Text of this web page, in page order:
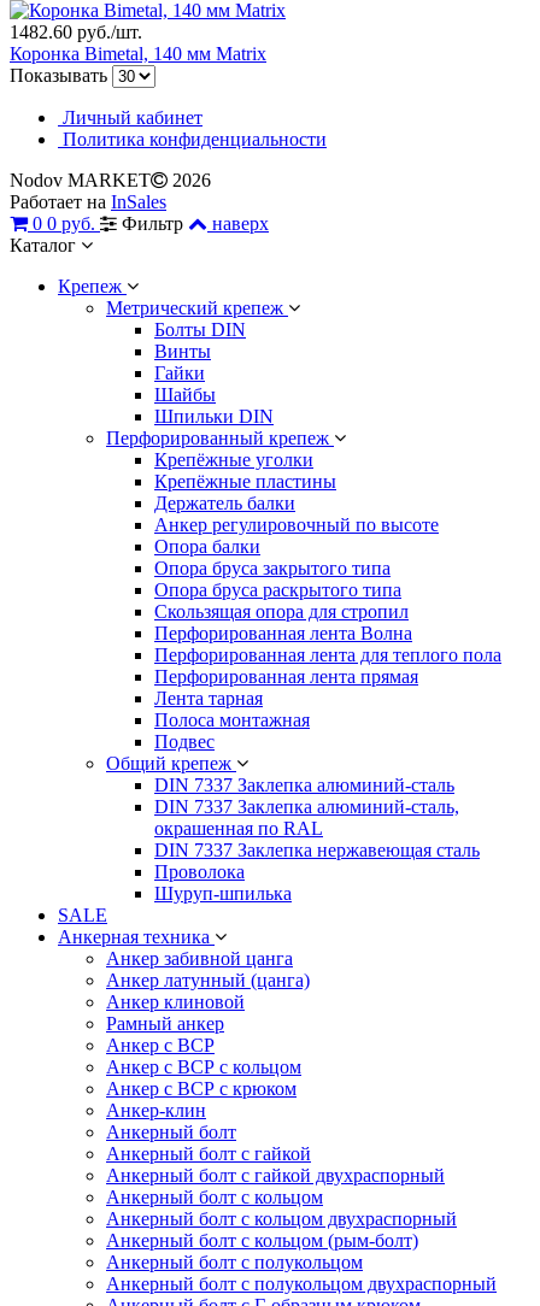
1482.60 руб./шт.
Коронка Bimetal, 140 мм Matrix
Показывать
Личный кабинет
Политика конфиденциальности
Nodov MARKET
2026
Работает на InSales
0 0 руб. Фильтр
наверх
Каталог
Крепеж
Метрический крепеж
Болты DIN
Винты
Гайки
Шайбы
Шпильки DIN
Перфорированный крепеж
Крепёжные уголки
Крепёжные пластины
Держатель балки
Анкер регулировочный по высоте
Опора балки
Опора бруса закрытого типа
Опора бруса раскрытого типа
Скользящая опора для стропил
Перфорированная лента Волна
Перфорированная лента для теплого пола
Перфорированная лента прямая
Лента тарная
Полоса монтажная
Подвес
Общий крепеж
DIN 7337 Заклепка алюминий-сталь
DIN 7337 Заклепка алюминий-сталь,
окрашенная по RAL
DIN 7337 Заклепка нержавеющая сталь
Проволока
Шуруп-шпилька
SALE
Анкерная техника
Анкер забивной цанга
Анкер латунный (цанга)
Анкер клиновой
Рамный анкер
Анкер с ВСР
Анкер с ВСР с кольцом
Анкер с ВСР с крюком
Анкер-клин
Анкерный болт
Анкерный болт с гайкой
Анкерный болт с гайкой двухраспорный
Анкерный болт с кольцом
Анкерный болт с кольцом двухраспорный
Анкерный болт с кольцом (рым-болт)
Анкерный болт с полукольцом
Анкерный болт с полукольцом двухраспорный